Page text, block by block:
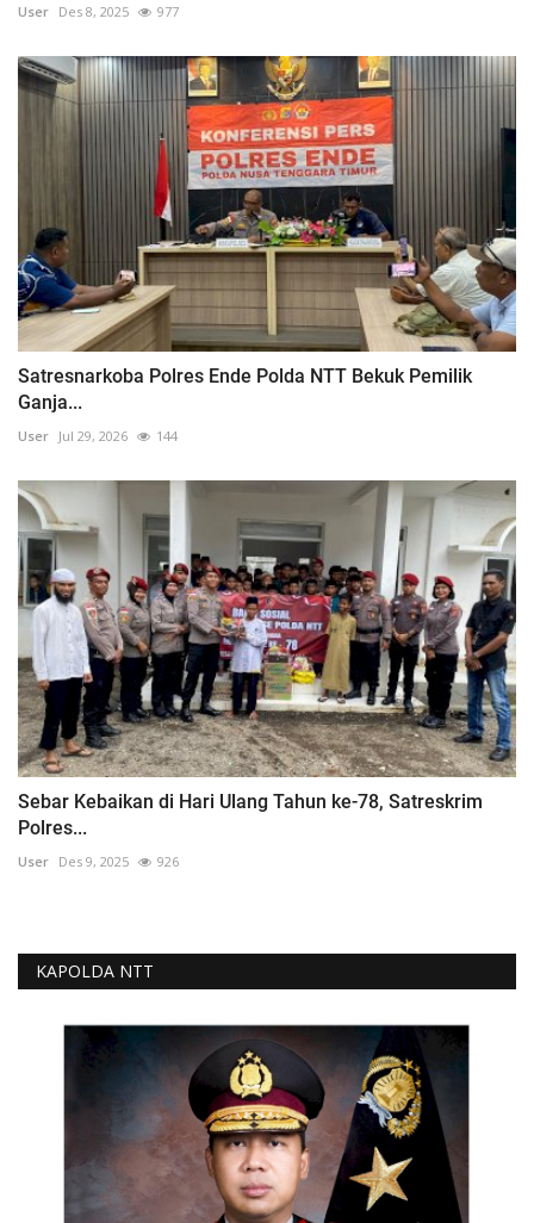
User Des 8, 2025 977
Satresnarkoba Polres Ende Polda NTT Bekuk Pemilik
Ganja...
User Jul 29, 2026 144
Sebar Kebaikan di Hari Ulang Tahun ke-78, Satreskrim
Polres...
User Des 9, 2025 926
KAPOLDA NTT